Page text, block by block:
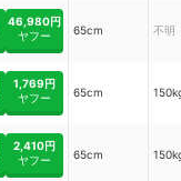
46,980円
ヤフー
65cm 不明
1,769円
ヤフー
65cm
2,410円
ヤフー
65cm